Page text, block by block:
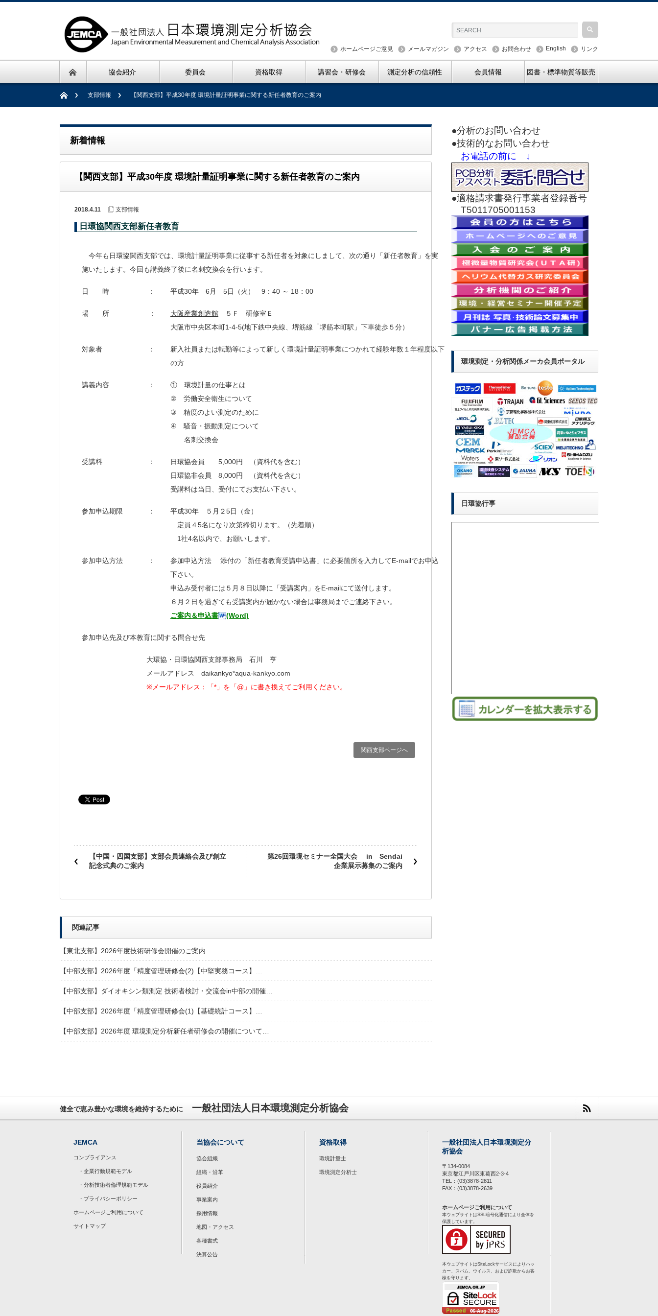
ホームページご意見 メールマガジン アクセス お問合わせ English リンク
協会紹介 委員会 資格取得 講習会・研修会 測定分析の信頼性 会員情報 図書・標準物質等販売
支部情報 【関西支部】平成30年度 環境計量証明事業に関する新任者教育のご案内
新着情報
【関西支部】平成30年度 環境計量証明事業に関する新任者教育のご案内
2018.4.11 支部情報
日環協関西支部新任者教育
今年も日環協関西支部では、環境計量証明事業に従事する新任者を対象にしまして、次の通り「新任者教育」を実
施いたします。今回も講義終了後に名刺交換会を行います。
日 時 ： 平成30年 6月 5日（火） 9：40 ～ 18：00
場 所 ： 大阪産業創造館 ５Ｆ 研修室Ｅ
大阪市中央区本町1-4-5(地下鉄中央線、堺筋線「堺筋本町駅」下車徒歩５分）
対象者 ：
新入社員または転勤等によって新しく環境計量証明事業につかれて経験年数１年程度以下
の方
講義内容 ：
① 環境計量の仕事とは
② 労働安全衛生について
③ 精度のよい測定のために
④ 騒音・振動測定について
名刺交換会
受講料 ：
日環協会員 5,000円 （資料代を含む）
日環協非会員 8,000円 （資料代を含む）
受講料は当日、受付にてお支払い下さい。
参加申込期限 ：
平成30年 ５月２5日（金）
定員４5名になり次第締切ります。（先着順）
1社4名以内で、お願いします。
参加申込方法 ：
参加申込方法 添付の「新任者教育受講申込書」に必要箇所を入力してE-mailでお申込
下さい。
申込み受付者には５月８日以降に「受講案内」をE-mailにて送付します。
６月２日を過ぎても受講案内が届かない場合は事務局までご連絡下さい。
ご案内＆申込書
(Word)
参加申込先及び本教育に関する問合せ先
大環協・日環協関西支部事務局 石川 亨
メールアドレス daikankyo*aqua-kankyo.com
※メールアドレス：「*」を「@」に書き換えてご利用ください。
関西支部ページへ
【中国・四国支部】支部会員連絡会及び創立
記念式典のご案内
第26回環境セミナー全国大会 in Sendai
企業展示募集のご案内
関連記事
【東北支部】2026年度技術研修会開催のご案内
【中部支部】2026年度「精度管理研修会(2)【中堅実務コース】…
【中部支部】ダイオキシン類測定 技術者検討・交流会in中部の開催…
【中部支部】2026年度「精度管理研修会(1)【基礎統計コース】…
【中部支部】2026年度 環境測定分析新任者研修会の開催について…
●分析のお問い合わせ
●技術的なお問い合わせ
お電話の前に ↓
●適格請求書発行事業者登録番号
T5011705001153
環境測定・分析関係メーカ会員ポータル
日環協行事
健全で恵み豊かな環境を維持するために 一般社団法人日本環境測定分析協会
JEMCA
コンプライアンス
・企業行動規範モデル
・分析技術者倫理規範モデル
・プライバシーポリシー
ホームページご利用について
サイトマップ
当協会について
協会組織
組織・沿革
役員紹介
事業案内
採用情報
地図・アクセス
各種書式
決算公告
資格取得
環境計量士
環境測定分析士
一般社団法人日本環境測定分
析協会
〒134-0084
東京都江戸川区東葛西2-3-4
TEL：(03)3878-2811
FAX：(03)3878-2639
ホームページご利用について
本ウェブサイトはSSL暗号化通信により全体を
保護しています。
本ウェブサイトはSiteLockサービスによりハッ
カー、スパム、ウイルス、および詐欺からお客
様を守ります。